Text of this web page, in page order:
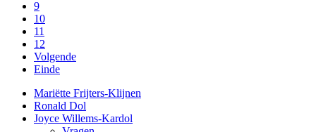
9
10
11
12
Volgende
Einde
Mariëtte Frijters-Klijnen
Ronald Dol
Joyce Willems-Kardol